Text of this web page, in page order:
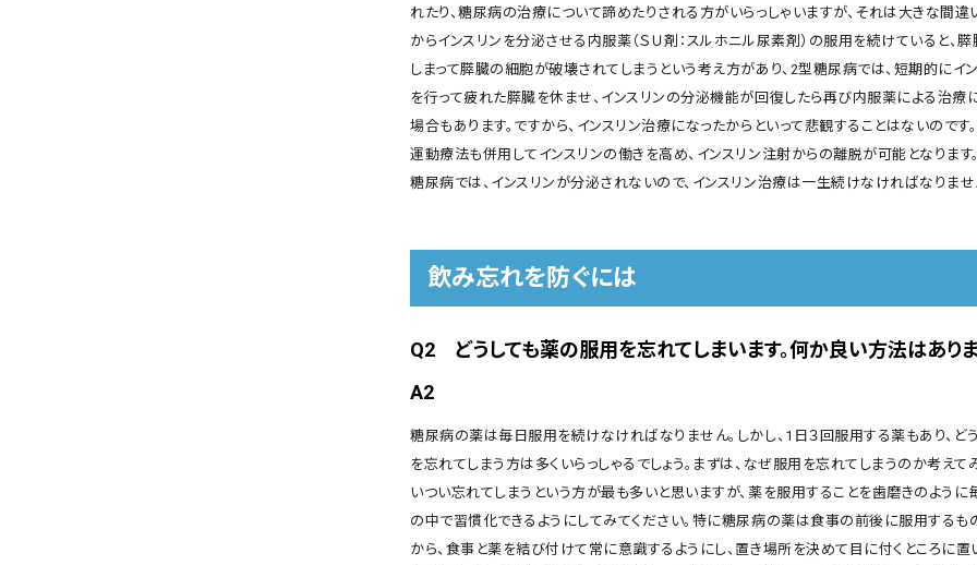
れたり、糖尿病の治療について諦めたりされる方がいらっしゃいますが、それは大きな間違
からインスリンを分泌させる内服薬（ＳＵ剤：スルホニル尿素剤）の服用を続けていると、
しまって膵臓の細胞が破壊されてしまうという考え方があり、2型糖尿病では、短期的にイ
を行って疲れた膵臓を休ませ、インスリンの分泌機能が回復したら再び内服薬による治療
場合もあります。ですから、インスリン治療になったからといって悲観することはないのです
運動療法も併用してインスリンの働きを高め、インスリン注射からの離脱が可能となります
糖尿病では、インスリンが分泌されないので、インスリン治療は一生続けなければなりませ
飲み忘れを防ぐには
Q2 どうしても薬の服用を忘れてしまいます。何か良い方法はあり
A2
糖尿病の薬は毎日服用を続けなければなりません。しかし、1日３回服用する薬もあり、ど
を忘れてしまう方は多くいらっしゃるでしょう。まずは、なぜ服用を忘れてしまうのか考えて
いつい忘れてしまうという方が最も多いと思いますが、薬を服用することを歯磨きのように
の中で習慣化できるようにしてみてください。特に糖尿病の薬は食事の前後に服用するも
から、食事と薬を結び付けて常に意識するようにし、置き場所を決めて目に付くところに置